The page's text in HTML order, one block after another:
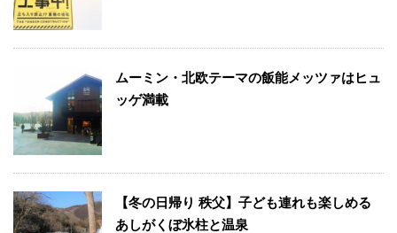
ムーミン・北欧テーマの飯能メッツァはヒュ
ッゲ満載
【冬の日帰り 秩父】子ども連れも楽しめる
あしがくぼ氷柱と温泉